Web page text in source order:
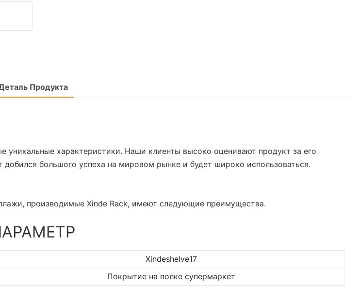
Продукта
характеристики. Наши клиенты высоко оценивают продукт за его
большого успеха на мировом рынке и будет широко использоваться.
производимые Xinde Rack, имеют следующие преимущества.
Xindeshelve17
Покрытие на полке супермаркет